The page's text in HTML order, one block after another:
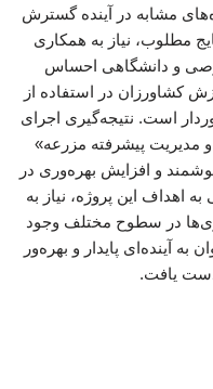
مشابه در آینده گسترش
مطلوب، نیاز به همکاری
و دانشگاهی احساس
کشاورزان در استفاده از
است. نتیجه‌گیری اجرای
مدیریت پیشرفته مزرعه»
و افزایش بهره‌وری در
اهداف این پروژه، نیاز به
در سطوح مختلف وجود
آینده‌ای پایدار و بهره‌ور
یافت.